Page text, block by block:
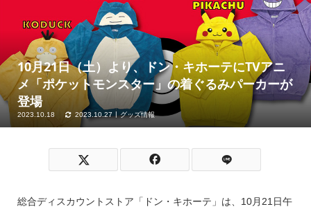
10月21日（土）より、ドン・キホーテにTVアニ
メ「ポケットモンスター」の着ぐるみパーカーが
登場
2023.10.18 2023.10.27 グッズ情報
総合ディスカウントストア「ドン・キホーテ」は、10月21日午